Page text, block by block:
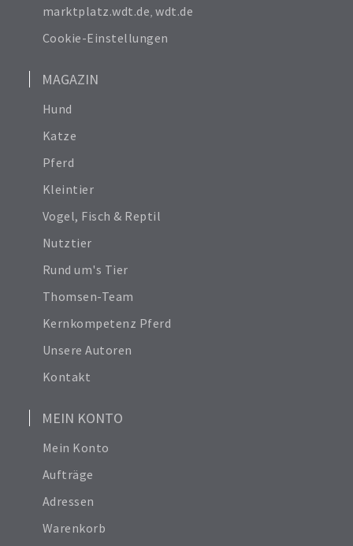
marktplatz.wdt.de ,wdt.de
Cookie-Einstellungen
MAGAZIN
Hund
Katze
Pferd
Kleintier
Vogel, Fisch & Reptil
Nutztier
Rund um's Tier
Thomsen-Team
Kernkompetenz Pferd
Unsere Autoren
Kontakt
MEIN KONTO
Mein Konto
Aufträge
Adressen
Warenkorb